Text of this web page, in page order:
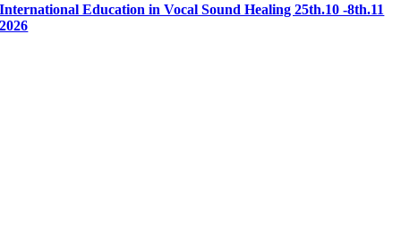
International Education in Vocal Sound Healing 25th.10 -8th.11
2026